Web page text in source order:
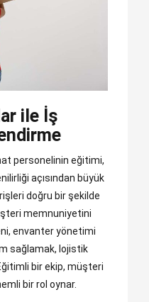
ile İş
personelinin eğitimi,
açısından büyük
doğru bir şekilde
memnuniyetini
envanter yönetimi
sağlamak, lojistik
bir ekip, müşteri
bir rol oynar.